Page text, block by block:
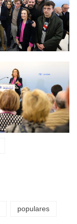
populares